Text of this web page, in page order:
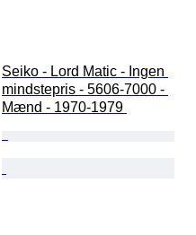
Seiko - Lord Matic - Ingen
mindstepris - 5606-7000 -
Mænd - 1970-1979